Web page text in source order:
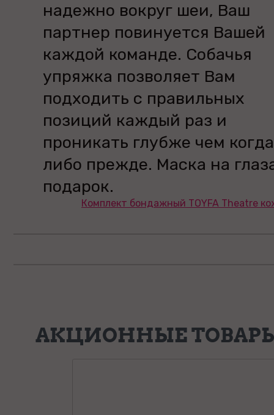
надежно вокруг шеи, Ваш
партнер повинуется Вашей
каждой команде. Собачья
упряжка позволяет Вам
подходить с правильных
позиций каждый раз и
проникать глубже чем
либо прежде. Маска на
подарок.
Комплект бондажный TOYFA Theatre
АКЦИОННЫЕ